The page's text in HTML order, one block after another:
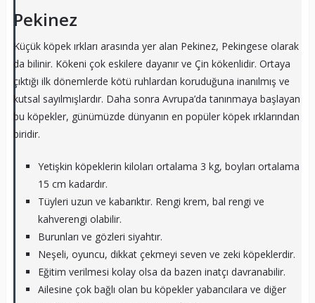
Pekinez
Küçük köpek ırkları arasında yer alan Pekinez, Pekingese olarak
da bilinir. Kökeni çok eskilere dayanır ve Çin kökenlidir. Ortaya
çıktığı ilk dönemlerde kötü ruhlardan koruduğuna inanılmış ve
kutsal sayılmışlardır. Daha sonra Avrupa’da tanınmaya başlayan
bu köpekler, günümüzde dünyanın en popüler köpek ırklarından
biridir.
Yetişkin köpeklerin kiloları ortalama 3 kg, boyları ortalama
15 cm kadardır.
Tüyleri uzun ve kabarıktır. Rengi krem, bal rengi ve
kahverengi olabilir.
Burunları ve gözleri siyahtır.
Neşeli, oyuncu, dikkat çekmeyi seven ve zeki köpeklerdir.
Eğitim verilmesi kolay olsa da bazen inatçı davranabilir.
Ailesine çok bağlı olan bu köpekler yabancılara ve diğer